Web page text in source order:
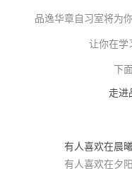
品逸华章自习室将为
让你在学
下
走进
有人喜欢在晨
有人喜欢在夕